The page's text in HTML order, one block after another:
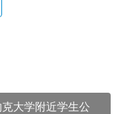
大学附近学生公